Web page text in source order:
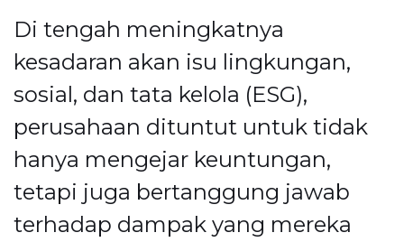
Di tengah meningkatnya
kesadaran akan isu lingkungan,
sosial, dan tata kelola (ESG),
perusahaan dituntut untuk tidak
hanya mengejar keuntungan,
tetapi juga bertanggung jawab
terhadap dampak yang mereka